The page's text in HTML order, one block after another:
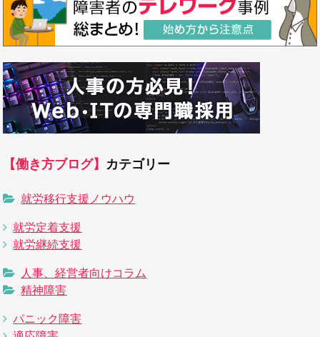
【働き方ブログ】 カテゴリー
就労移行支援ノウハウ
就労定着支援
就労継続支援
人事、経営者向けコラム
精神障害
パニック障害